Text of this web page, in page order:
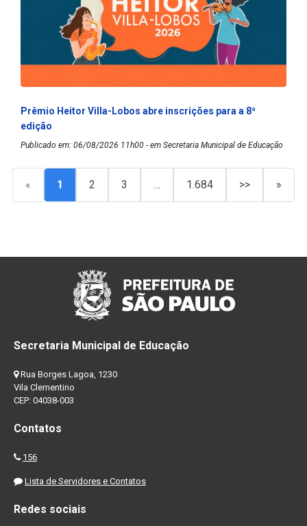
Prêmio Heitor Villa-Lobos abre inscrições para a 8ª
edição
Publicado em: 06/08/2026 11h00 - em Secretaria Municipal de Educação
« 1 2 3 … 1.684 >> »
Secretaria Municipal de Educação
Rua Borges Lagoa, 1230
Vila Clementino
CEP: 04038-003
Contatos
156
Lista de Servidores e Contatos
Redes sociais